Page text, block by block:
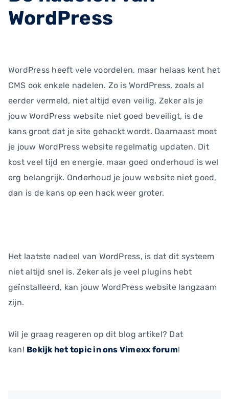
WordPress
WordPress heeft vele voordelen, maar helaas kent het
CMS ook enkele nadelen. Zo is WordPress, zoals al
eerder vermeld, niet altijd even veilig. Zeker als je
jouw WordPress website niet goed beveiligt, is de
kans groot dat je site gehackt wordt. Daarnaast moet
je jouw WordPress website regelmatig updaten. Dit
kost veel tijd en energie, maar goed onderhoud is wel
erg belangrijk. Onderhoud je jouw website niet goed,
dan is de kans op een hack weer groter.
Het laatste nadeel van WordPress, is dat dit systeem
niet altijd snel is. Zeker als je veel plugins hebt
geïnstalleerd, kan jouw WordPress website langzaam
zijn.
Wil je graag reageren op dit blog artikel? Dat
kan! Bekijk het topic in ons Vimexx forum!